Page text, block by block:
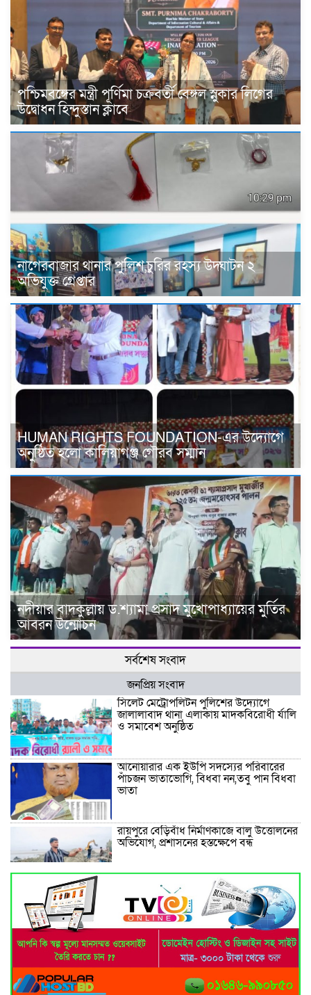
পশ্চিমবঙ্গের মন্ত্রী পূর্ণিমা চক্রবর্তী বেঙ্গল স্নুকার লিগের
উদ্বোধন হিন্দুস্তান ক্লাবে
নাগেরবাজার থানার পুলিশ,চুরির রহস্য উদ্ঘাটন ২
অভিযুক্ত গ্রেপ্তার
HUMAN RIGHTS FOUNDATION-এর উদ্যোগে
অনুষ্ঠিত হলো কালিয়াগঞ্জ গৌরব সম্মান
নদীয়ার বাদকুল্লায় ড.শ্যামা প্রসাদ মুখোপাধ্যায়ের মুর্তির
আবরন উন্মোচন
সর্বশেষ সংবাদ
জনপ্রিয় সংবাদ
সিলেট মেট্রোপলিটন পুলিশের উদ্যোগে
জালালাবাদ থানা এলাকায় মাদকবিরোধী র্যালি
ও সমাবেশ অনুষ্ঠিত
আনোয়ারার এক ইউপি সদস্যের পরিবারের
পাঁচজন ভাতাভোগি, বিধবা নন,তবু পান বিধবা
ভাতা
রায়পুরে বেড়িবাঁধ নির্মাণকাজে বালু উত্তোলনের
অভিযোগ, প্রশাসনের হস্তক্ষেপে বন্ধ
পৈতৃক সম্পত্তি বণ্টন নিয়ে ভাই-বোনের
বিরোধ, হুমকির অভিযোগ বড় ভাই হুমায়ুন
কবিরের বিরুদ্ধে
চন্দনাইশ ভিক্ষু পরিষদের ২০২৬–২০২৯
মেয়াদের কমিটি পুনর্গঠন